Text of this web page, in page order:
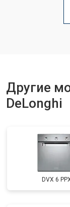
Другие
DeLonghi
DVX 6